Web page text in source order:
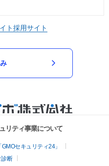
ト採用サイト
リティ事業について
セキュリティ24」
断